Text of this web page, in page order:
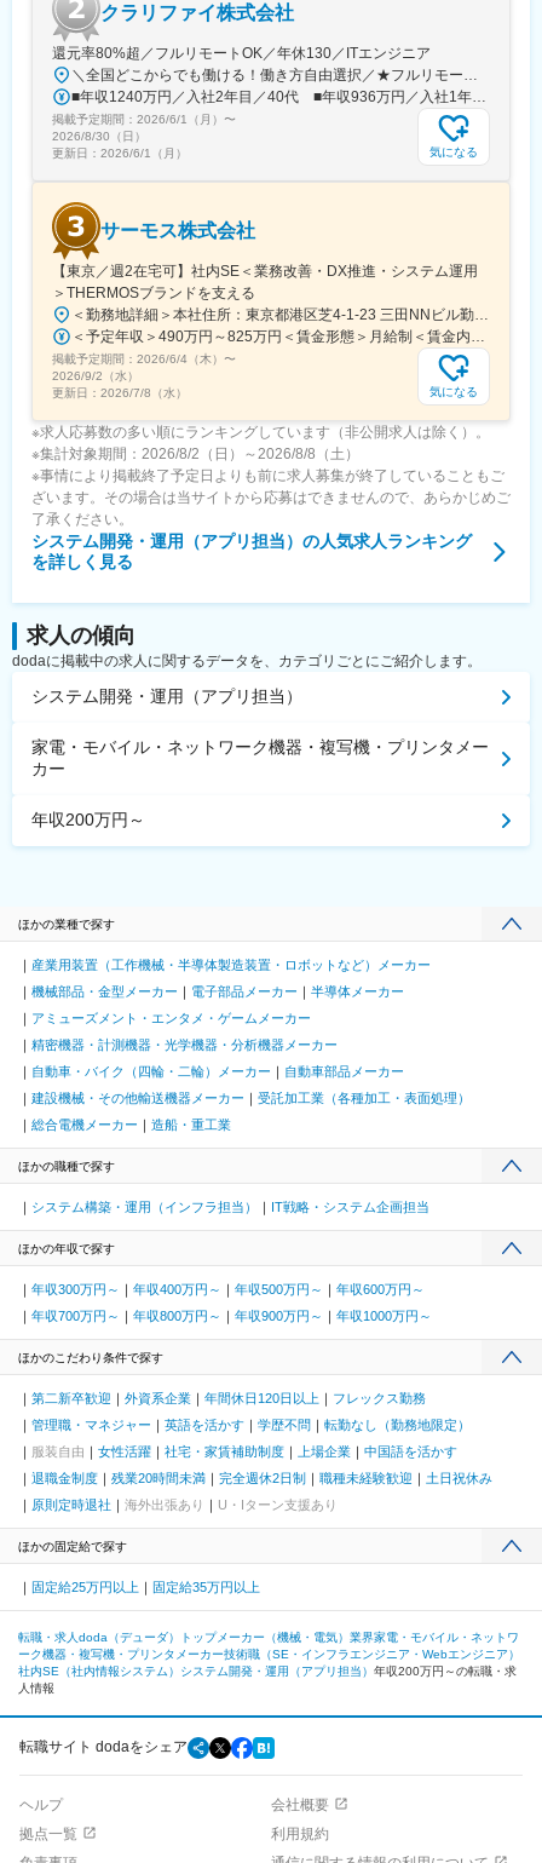
・「考えるだけ」「作るだけ」ではなく、成果が現場で使われる
まで関われる
・AI・内製開発・業務改革を実務で横断的に経験できる
■事業の特徴
当社はIT・DXについても全社的な推進意欲が高く、AIや内製開発
を「試す」段階から「使いこなす」段階へと移行しています。
変更の範囲：会社の定める業務
クラリファイ株式会社
還元率80%超／フルリモートOK／年休130／ITエンジニア
掲載予定期間： 2026/6/1（月） 〜
2026/8/30（日）
更新日： 2026/6/1（月） 気になる
サーモス株式会社
【東京／週2在宅可】社内SE＜業務改善・DX推進・システム運用
＞THERMOSブランドを支える
掲載予定期間： 2026/6/4（木） 〜
2026/9/2（水）
更新日： 2026/7/8（水） 気になる
※求人応募数の多い順にランキングしています（非公開求人は除く）。
※集計対象期間：2026/8/2（日）～2026/8/8（土）
※事情により掲載終了予定日よりも前に求人募集が終了していることもご
ざいます。その場合は当サイトから応募はできませんので、あらかじめご
了承ください。
システム開発・運用（アプリ担当） の人気求人ランキング
を詳しく見る
求人の傾向
dodaに掲載中の求人に関するデータを、カテゴリごとにご紹介します。
システム開発・運用（アプリ担当）
家電・モバイル・ネットワーク機器・複写機・プリンタメー
カー
年収200万円～
ほかの業種で探す
産業用装置（工作機械・半導体製造装置・ロボットなど）メーカー
機械部品・金型メーカー
電子部品メーカー
半導体メーカー
アミューズメント・エンタメ・ゲームメーカー
精密機器・計測機器・光学機器・分析機器メーカー
自動車・バイク（四輪・二輪）メーカー
自動車部品メーカー
建設機械・その他輸送機器メーカー
受託加工業（各種加工・表面処理）
総合電機メーカー
造船・重工業
ほかの職種で探す
システム構築・運用（インフラ担当） IT戦略・システム企画担当
ほかの年収で探す
年収300万円～ 年収400万円～ 年収500万円～
年収600万円～
年収700万円～
年収800万円～ 年収900万円～ 年収1000万円～
ほかのこだわり条件で探す
第二新卒歓迎 外資系企業 年間休日120日以上
フレックス勤務
管理職・マネジャー
英語を活かす 学歴不問
転勤なし（勤務地限定）
服装自由
女性活躍 社宅・家賃補助制度 上場企業
中国語を活かす
退職金制度
残業20時間未満 完全週休2日制 職種未経験歓迎
土日祝休み
原則定時退社
海外出張あり U・Iターン支援あり
ほかの固定給で探す
固定給25万円以上 固定給35万円以上
転職・求人doda（デューダ）トップメーカー（機械・電気）業界家電・モバイル・ネットワ
ーク機器・複写機・プリンタメーカー技術職（SE・インフラエンジニア・Webエンジニア）
社内SE（社内情報システム） システム開発・運用（アプリ担当） 年収200万円～の転職・求
人情報
転職サイト dodaをシェア
ヘルプ
会社概要
拠点一覧
利用規約